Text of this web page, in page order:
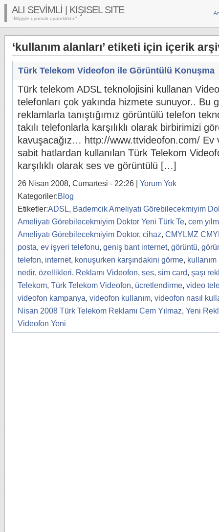
ALI SEVİMLİ | KIŞISEL SITE
"Bilgiyle uyumak uyanıklıktır."
‘kullanım alanları’ etiketi için içerik
Türk Telekom Videofon ile Görüntülü Konuşma
Türk telekom ADSL teknolojisini kullanan
telefonları çok yakında hizmete sunuyor.. Bu
reklamlarla tanıştığımız görüntülü telefon
takılı telefonlarla karşılıklı olarak birbirimizi
kavuşacağız… http://www.ttvideofon.com/ Ev
sabit hatlardan kullanılan Türk Telekom
karşılıklı olarak ses ve görüntülü […]
26 Nisan 2008, Cumartesi - 22:26 | Yorum Yok
Kategoriler:Blog
Etiketler:ADSL, Bademcik Ameliyatı Görebilecekmiyim
Ameliyatı Görebilecekmiyim Doktor Yeni Türk Te, cem
Ameliyatı Görebilecekmiyim Doktor, cihaz, CMYLMZ
posta, ev işyeri telefonu, geniş bant internet, görüntü,
telefon, internet, konuşurken karşındakini görme, kullanım
nedir, özellikleri, Reklamı Videofon, ses, sim card, şaşı
Telekom, Türk Telekom Videofon, ücretlendirme, video
videofon kampanya, videofon kullanım, videofon nasıl
Nisan 2008 Türk Telekom Reklamı Cem Yılmaz, Yeni
Videofon Yeni